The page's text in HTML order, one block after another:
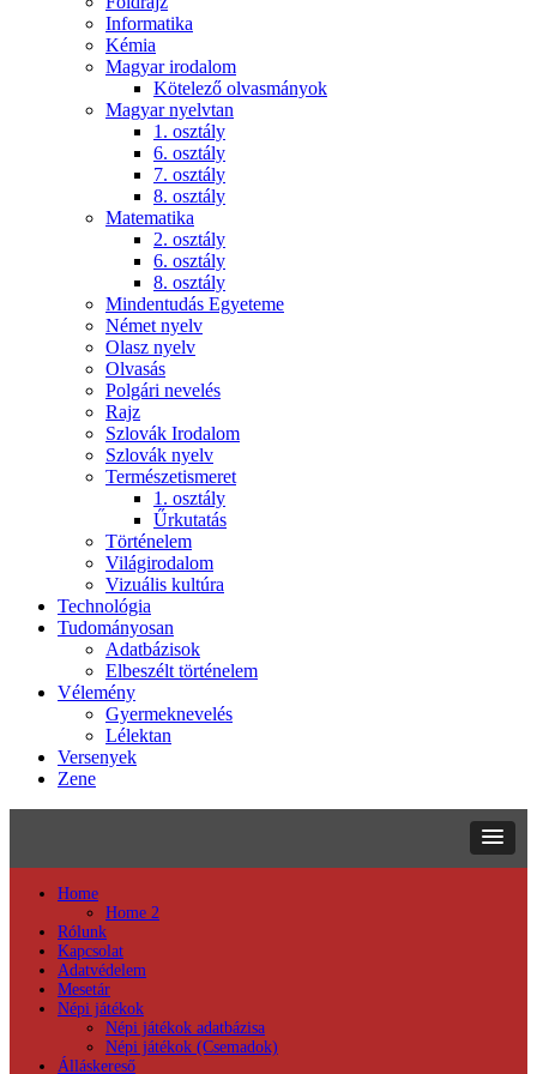
Informatika
Kémia
Magyar irodalom
Kötelező olvasmányok
Magyar nyelvtan
1. osztály
6. osztály
7. osztály
8. osztály
Matematika
2. osztály
6. osztály
8. osztály
Mindentudás Egyeteme
Német nyelv
Olasz nyelv
Olvasás
Polgári nevelés
Rajz
Szlovák Irodalom
Szlovák nyelv
Természetismeret
1. osztály
Űrkutatás
Történelem
Világirodalom
Vizuális kultúra
Technológia
Tudományosan
Adatbázisok
Elbeszélt történelem
Vélemény
Gyermeknevelés
Lélektan
Versenyek
Zene
Home
Home 2
Rólunk
Kapcsolat
Adatvédelem
Mesetár
Népi játékok
Népi játékok adatbázisa
Népi játékok (Csemadok)
Álláskereső